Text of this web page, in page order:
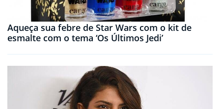
Aqueça sua febre de Star Wars com o kit de
esmalte com o tema ‘Os Últimos Jedi’